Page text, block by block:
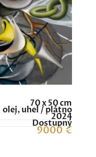
70 x 50 cm
olej, uhel / plátno
2024
Dostupný
9000 €